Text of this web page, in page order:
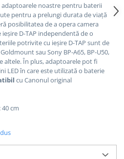
noastre pentru baterii
pentru a prelungi durata de viață
posibilitatea de a opera camera
D-TAP independentă de o
potrivite cu ieșire D-TAP sunt de
sau Sony BP-A65, BP-U50,
altele.În plus, adaptoarele pot fi
LED în care este utilizată o baterie
cu Canonul original
cm